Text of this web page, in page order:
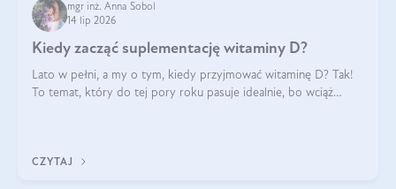
mgr inż. Anna Sobol
14 lip 2026
Kiedy zacząć suplementację witaminy D?
Lato w pełni, a my o tym, kiedy przyjmować witaminę D? Tak!
To temat, który do tej pory roku pasuje idealnie, bo wciąż
CZYTAJ